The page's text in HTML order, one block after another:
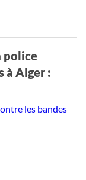
police
à Alger :